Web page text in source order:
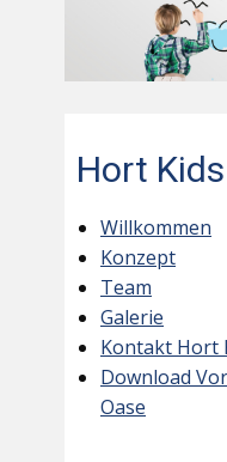
Hort
Willkommen
Konzept
Team
Galerie
Kontakt Hort
Download
Oase